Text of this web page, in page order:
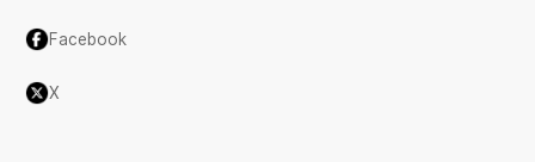
Facebook
X